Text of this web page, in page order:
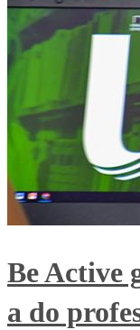
Be Active
a do